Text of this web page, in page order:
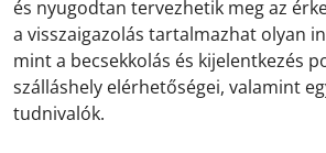
és nyugodtan tervezhetik meg az
a visszaigazolás tartalmazhat olyan
mint a becsekkolás és kijelentkezés
szálláshely elérhetőségei, valamint
tudnivalók.